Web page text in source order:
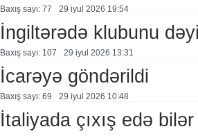
Baxış sayı: 77 29 i̇yul 2026 19:54
İngiltərədə klubunu
Baxış sayı: 107 29 i̇yul 2026 13:31
İcarəyə göndərildi
Baxış sayı: 69 29 i̇yul 2026 10:48
İtaliyada çıxış edə bilər